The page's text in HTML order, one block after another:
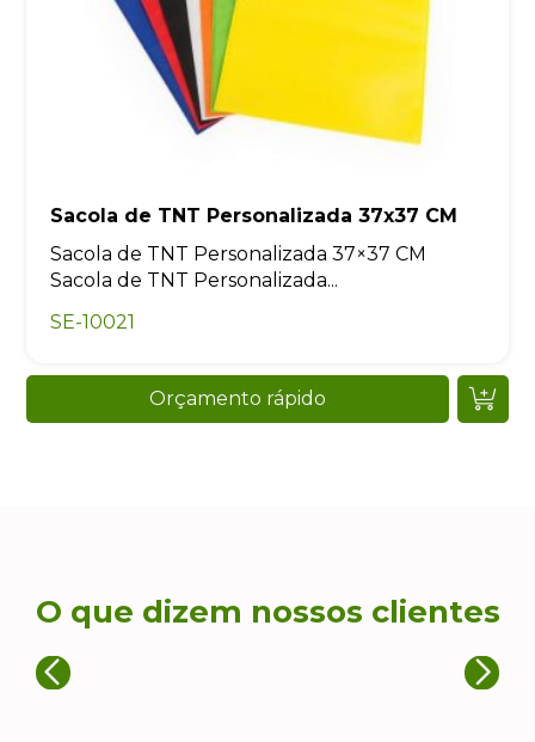
Sacola de TNT Personalizada 37x37 CM
Sacola de TNT Personalizada 37×37 CM
Sacola de TNT Personalizada...
SE-10021
Orçamento rápido
O que dizem nossos clientes